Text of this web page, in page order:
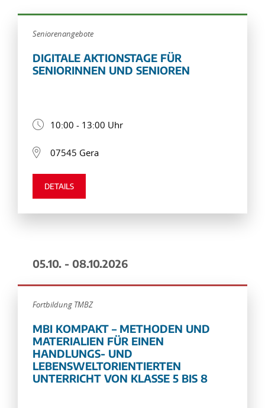
Seniorenangebote
DIGITALE AKTIONSTAGE FÜR
SENIORINNEN UND SENIOREN
10:00 - 13:00 Uhr
07545 Gera
DETAILS
05.10. - 08.10.2026
Fortbildung TMBZ
MBI KOMPAKT – METHODEN UND
MATERIALIEN FÜR EINEN
HANDLUNGS- UND
LEBENSWELTORIENTIERTEN
UNTERRICHT VON KLASSE 5 BIS 8